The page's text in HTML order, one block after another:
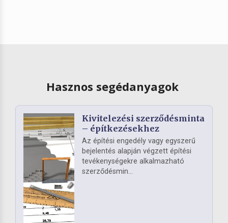
Hasznos segédanyagok
Kivitelezési szerződésminta
– építkezésekhez
Az építési engedély vagy egyszerű
bejelentés alapján végzett építési
tevékenységekre alkalmazható
szerződésmin...